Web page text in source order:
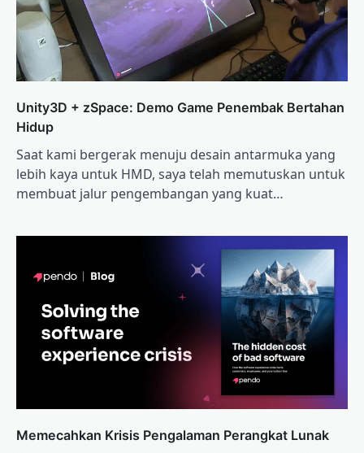
Unity3D + zSpace: Demo Game Penembak Bertahan
Hidup
Saat kami bergerak menuju desain antarmuka yang
lebih kaya untuk HMD, saya telah memutuskan untuk
membuat jalur pengembangan yang kuat…
Memecahkan Krisis Pengalaman Perangkat Lunak